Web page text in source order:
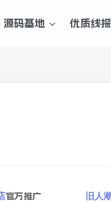
源码基地 优质线报
官方推广 旧人